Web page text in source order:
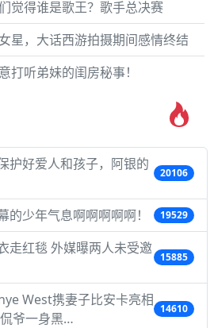
觉得谁是歌王？歌手总决赛
星，大话西游拍摄期间感情终结
打听弟妹的闺房秘事！
护好爱人和孩子，阿银的
20106
的少年气息啊啊啊啊啊！ 19529
走红毯 外媒曝两人未受邀
15885
West携妻子比安卡亮相
爷一身黑…
14610